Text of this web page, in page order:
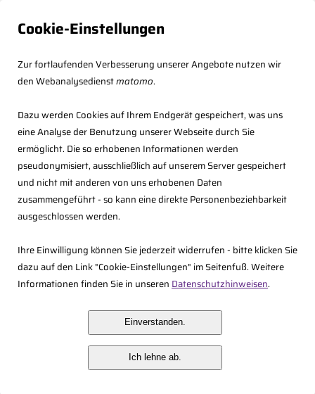
Cookie-Einstellungen
Zur fortlaufenden Verbesserung unserer Angebote nutzen wir
den Webanalysedienstmatomo.
Dazu werden Cookies auf Ihrem Endgerät gespeichert, was uns
eine Analyse der Benutzung unserer Webseite durch Sie
ermöglicht. Die so erhobenen Informationen werden
pseudonymisiert, ausschließlich auf unserem Server gespeichert
und nicht mit anderen von uns erhobenen Daten
zusammengeführt - so kann eine direkte Personenbeziehbarkeit
ausgeschlossen werden.
Ihre Einwilligung können Sie jederzeit widerrufen - bitte klicken Sie
dazu auf den Link "Cookie-Einstellungen" im Seitenfuß. Weitere
Informationen finden Sie in unseren Datenschutzhinweisen.
Einverstanden.
Ich lehne ab.
<< Zurück zur Übersicht
06.11.2026 09:00 - 11:45 Uhr,
Online-Seminar: Überblick
Finanzierungskennzahlen
(Financial-)Covenants in der